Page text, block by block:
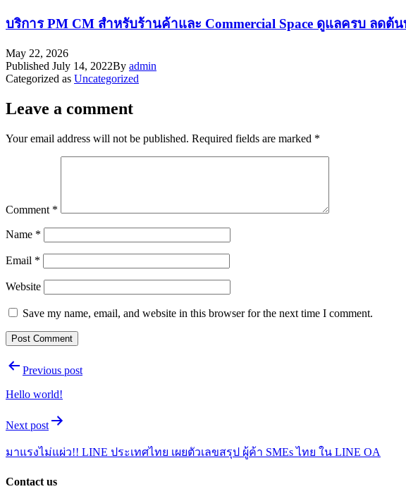
บริการ PM CM สำหรับร้านค้าและ Commercial Space ดูแลครบ ลดต้
May 22, 2026
Published July 14, 2022By admin
Categorized as Uncategorized
Leave a comment
Your email address will not be published. Required fields are marked *
Comment *
Name *
Email *
Website
Save my name, email, and website in this browser for the next time I comment.
PostPrevious post
Hello world!
Next post
มาแรงไม่แผ่ว!! LINE ประเทศไทย เผยตัวเลขสรุป ผู้ค้า SMEs ไทย ใน LINE OA
Contact us